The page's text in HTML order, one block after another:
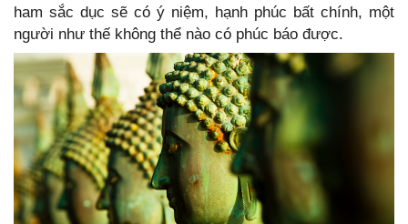
ham sắc dục sẽ có ý niệm, hạnh phúc bất chính, một
người như thế không thể nào có phúc báo được.